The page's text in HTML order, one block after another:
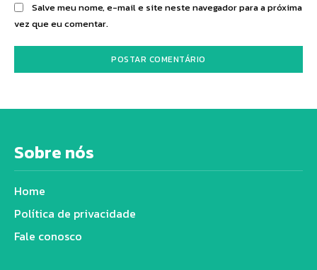
Salve meu nome, e-mail e site neste navegador para a próxima
vez que eu comentar.
Sobre nós
Home
Política de privacidade
Fale conosco